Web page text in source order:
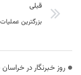
قبلی
روز خبرنگار در